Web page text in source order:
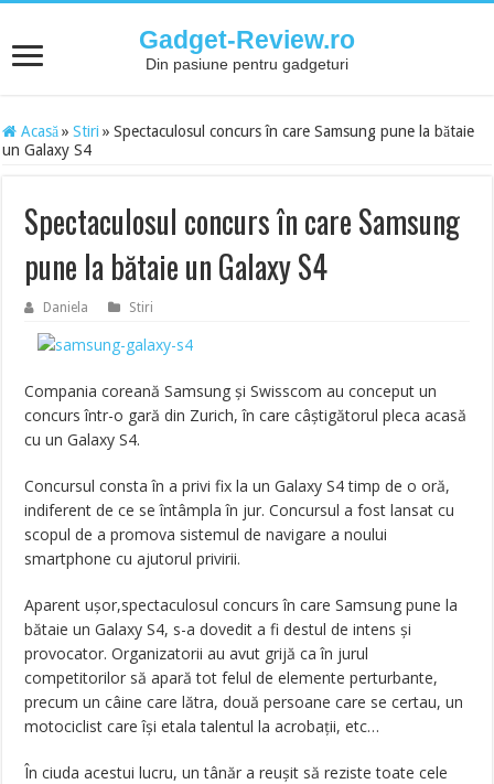
Gadget-Review.ro
Din pasiune pentru gadgeturi
Acasă » Stiri » Spectaculosul concurs în care Samsung pune la bătaie
un Galaxy S4
Spectaculosul concurs în care Samsung
pune la bătaie un Galaxy S4
Daniela Stiri
Compania coreană Samsung şi Swisscom au conceput un
concurs într-o gară din Zurich, în care câştigătorul pleca acasă
cu un Galaxy S4.
Concursul consta în a privi fix la un Galaxy S4 timp de o oră,
indiferent de ce se întâmpla în jur. Concursul a fost lansat cu
scopul de a promova sistemul de navigare a noului
smartphone cu ajutorul privirii.
Aparent uşor,spectaculosul concurs în care Samsung pune la
bătaie un Galaxy S4, s-a dovedit a fi destul de intens şi
provocator. Organizatorii au avut grijă ca în jurul
competitorilor să apară tot felul de elemente perturbante,
precum un câine care lătra, două persoane care se certau, un
motociclist care îşi etala talentul la acrobaţii, etc…
În ciuda acestui lucru, un tânăr a reuşit să reziste toate cele